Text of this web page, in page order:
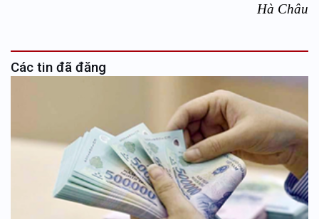
Hà Châu
Các tin đã đăng